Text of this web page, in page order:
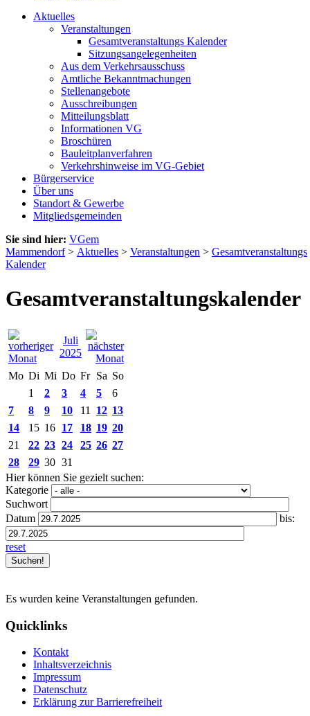
Aktuelles
Veranstaltungen
Gesamtveranstaltungs Kalender
Sitzungsangelegenheiten
Aus dem Verkehrsausschuss
Amtliche Bekanntmachungen
Stellenangebote
Ausschreibungen
Mitteilungsblatt
Informationen VG
Broschüren
Bauleitplanverfahren
Verkehrshinweise im VG-Gebiet
Bürgerservice
Über uns
Standort & Gewerbe
Mitgliedsgemeinden
Sie sind hier: VGem
Mammendorf> Aktuelles > Veranstaltungen > Gesamtveranstaltungs
Kalender
Gesamtveranstaltungskalender
Juli
2025
Mo Di Mi Do Fr Sa So
1
2 3 4 5
6
7
8 9 10 11 12 13
14
15 16 17 18 19 20
21
22 23 24 25 26 27
28
29 30 31
Hier können Sie gezielt suchen:
Kategorie
Suchwort
Datum
bis:
reset
Es wurden keine Veranstaltungen gefunden.
Quicklinks
Kontakt
Inhaltsverzeichnis
Impressum
Datenschutz
Erklärung zur Barrierefreiheit